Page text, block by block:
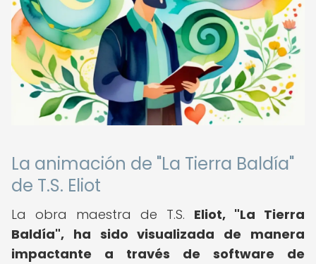
La animación de "La Tierra Baldía"
de T.S. Eliot
La obra maestra de T.S. Eliot, "La Tierra
Baldía", ha sido visualizada de manera
impactante a través de software de